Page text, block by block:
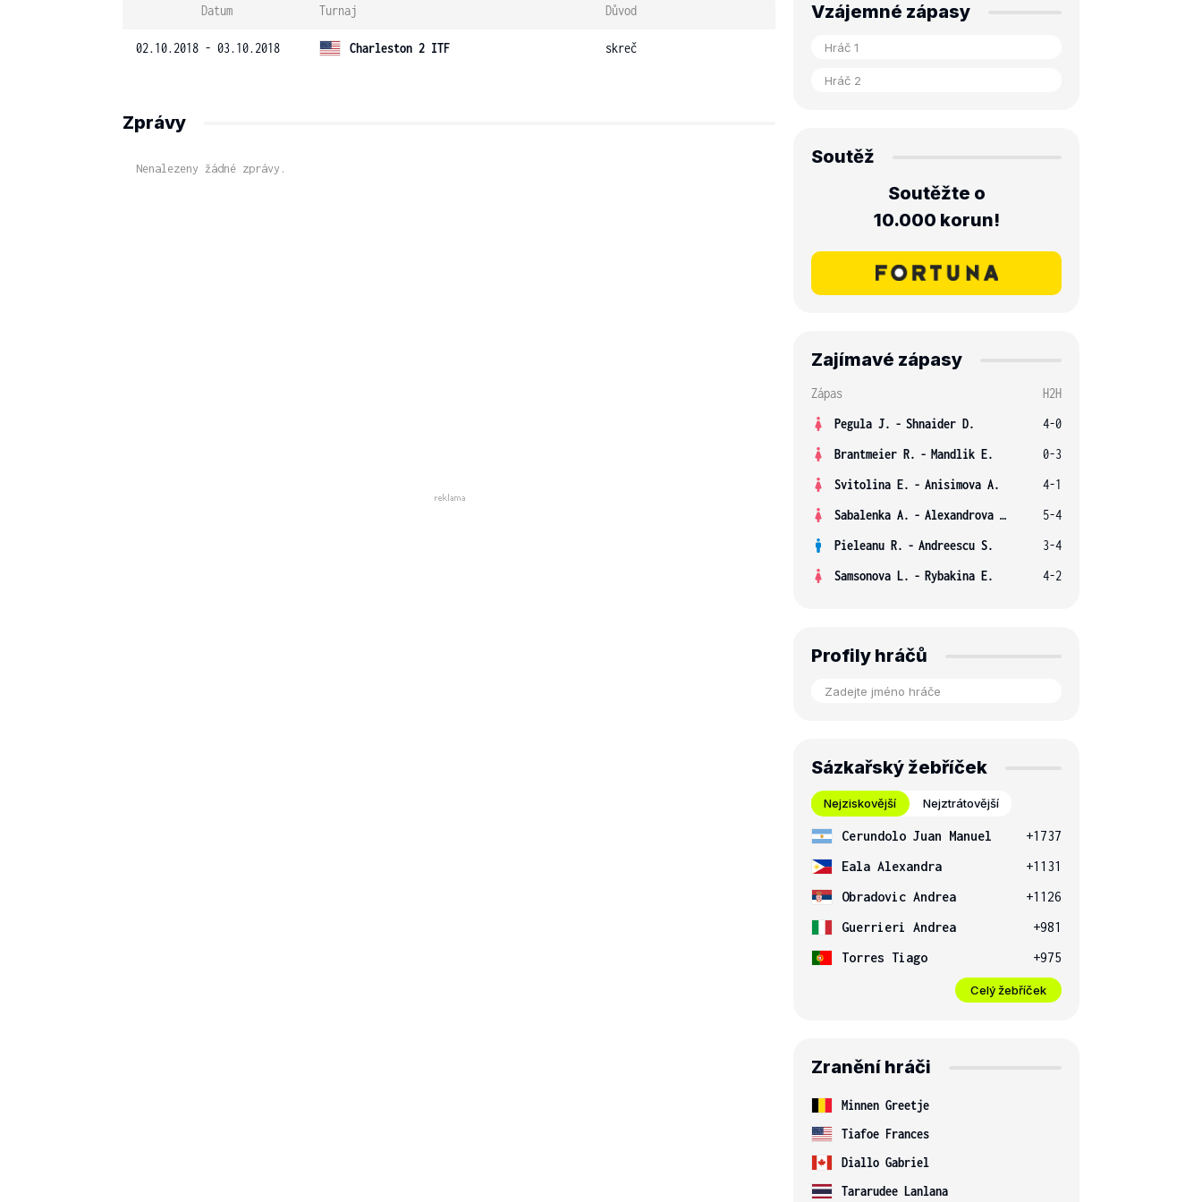
Datum Turnaj Důvod
02.10.2018 - 03.10.2018 Charleston 2 ITF skreč
Zprávy
Nenalezeny žádné zprávy.
Vzájemné zápasy
Soutěž
Soutěžte o
10.000 korun!
Zajímavé zápasy
Zápas
H2H
Pegula J. - Shnaider D.
4-0
Brantmeier R. - Mandlik E.
0-3
Svitolina E. - Anisimova A.
4-1
Sabalenka A. - Alexandrova E.
5-4
Pieleanu R. - Andreescu S.
3-4
Samsonova L. - Rybakina E. 4-2
Profily hráčů
Sázkařský žebříček
Nejziskovější Nejztrátovější
Cerundolo Juan Manuel
+1737
Eala Alexandra
+1131
Obradovic Andrea
+1126
Guerrieri Andrea
+981
Torres Tiago
+975
Celý žebříček
Zranění hráči
Minnen Greetje
Tiafoe Frances
Diallo Gabriel
Tararudee Lanlana